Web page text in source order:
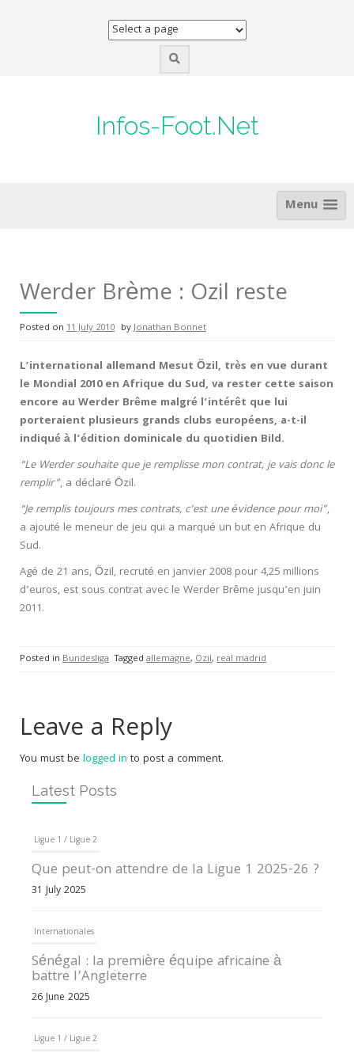
Infos-Foot.Net
Menu
Werder Brème : Ozil reste
Posted on 11 July 2010 byJonathan Bonnet
L’international allemand Mesut Özil, très en vue durant
le Mondial 2010 en Afrique du Sud, va rester cette saison
encore au Werder Brême malgré l’intérêt que lui
porteraient plusieurs grands clubs européens, a-t-il
indiqué à l’édition dominicale du quotidien Bild.
“Le Werder souhaite que je remplisse mon contrat, je vais donc le
remplir”, a déclaré Özil.
“Je remplis toujours mes contrats, c’est une évidence pour moi”,
a ajouté le meneur de jeu qui a marqué un but en Afrique du
Sud.
Agé de 21 ans, Özil, recruté en janvier 2008 pour 4,25 millions
d’euros, est sous contrat avec le Werder Brême jusqu’en juin
2011.
Posted in Bundesliga Tagged allemagne, Ozil, real madrid
Leave a Reply
You must be logged in to post a comment.
Latest Posts
Ligue 1 / Ligue 2
Que peut-on attendre de la Ligue 1 2025-26 ?
31 July 2025
Internationales
Sénégal : la première équipe africaine à
battre l’Angleterre
26 June 2025
Ligue 1 / Ligue 2